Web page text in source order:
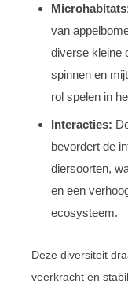
van
diverse kleine
spinnen en
rol spelen in
Interacties:
bevordert de
diersoorten,
en een
ecosysteem.
Deze diversiteit
veerkracht en